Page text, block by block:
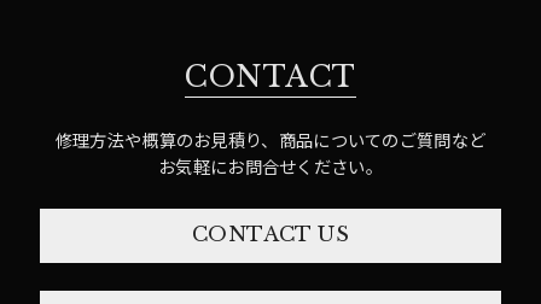
CONTACT
修理方法や概算のお見積り、商品についてのご質問など
お気軽にお問合せください。
CONTACT US